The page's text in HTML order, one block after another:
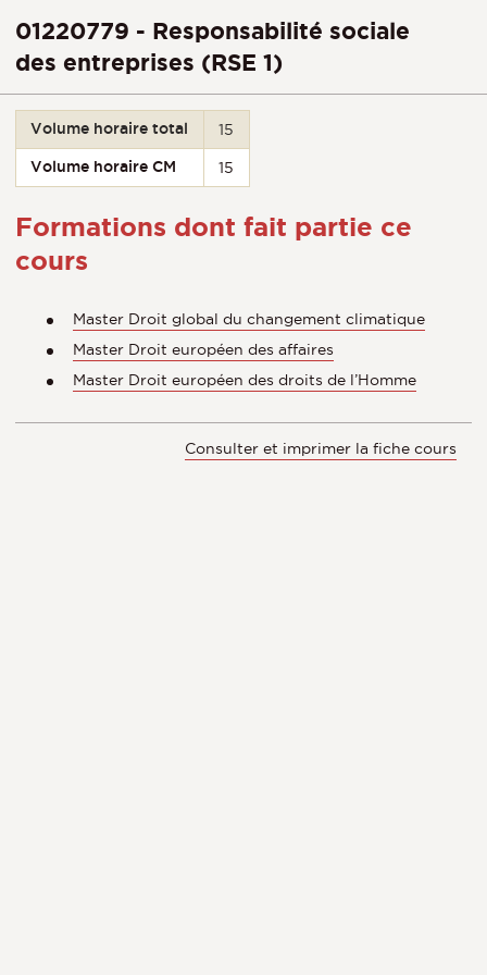
01220779 - Responsabilité sociale
des entreprises (RSE 1)
Volume horaire total 15
Volume horaire CM 15
Formations dont fait partie ce
cours
Master Droit global du changement climatique
Master Droit européen des affaires
Master Droit européen des droits de l’Homme
Consulter et imprimer la fiche cours